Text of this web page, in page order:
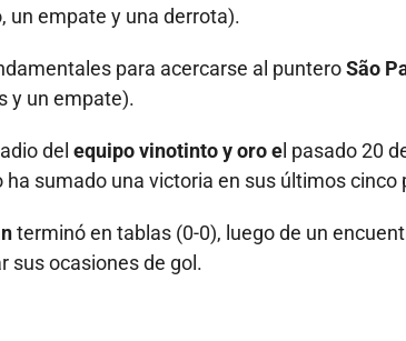
un empate y una derrota).
para acercarse al punteroSão
y un empate).
del equipo vinotinto y oro e l pasado 20
sumado una victoria en sus últimos cinco
terminó en tablas (0-0), luego de un
sus ocasiones de gol.